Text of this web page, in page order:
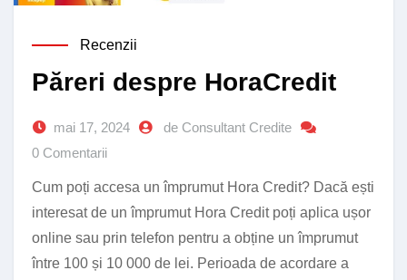
Recenzii
Păreri despre HoraCredit
mai 17, 2024
de Consultant Credite
0 Comentarii
Cum poți accesa un împrumut Hora Credit? Dacă ești
interesat de un împrumut Hora Credit poți aplica ușor
online sau prin telefon pentru a obține un împrumut
între 100 și 10 000 de lei. Perioada de acordare a